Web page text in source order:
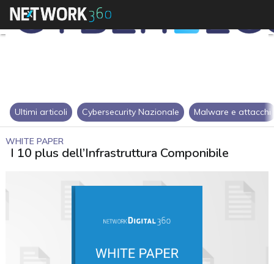
Ultimi articoli Cybersecurity Nazionale Malware e attacchi
WHITE PAPER
I 10 plus dell’Infrastruttura Componibile